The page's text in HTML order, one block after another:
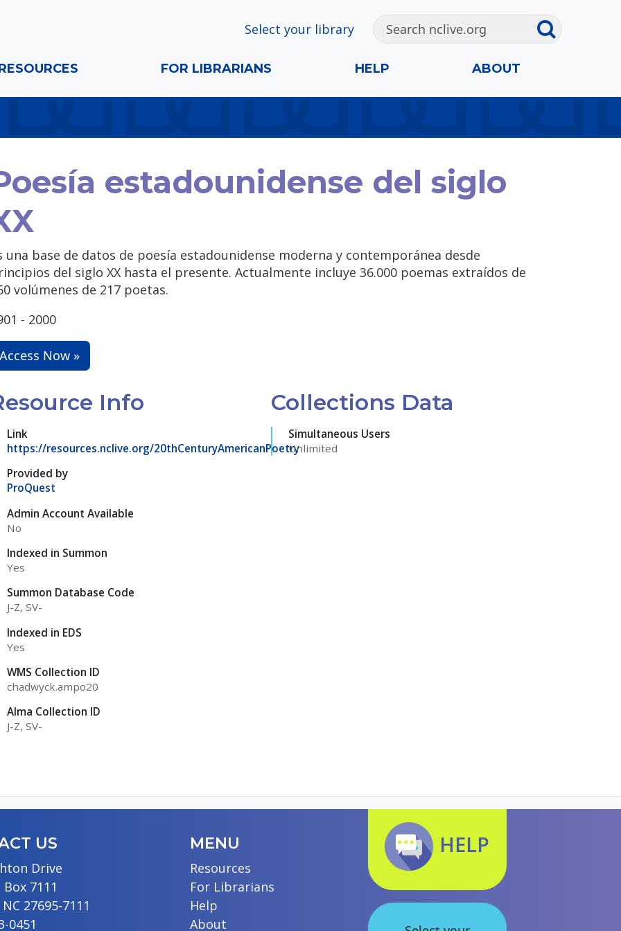
Select your library
FOR LIBRARIANS HELP ABOUT
estadounidense del siglo
una base de datos de poesía estadounidense moderna y contemporánea desde
del siglo XX hasta el presente. Actualmente incluye 36.000 poemas extraídos de
volúmenes de 217 poetas.
- 2000
Access Now »
Info
Link
https://resources.nclive.org/20thCenturyAmericanPoetry
Provided by
ProQuest
Admin Account Available
No
Indexed in Summon
Yes
Summon Database Code
J-Z, SV-
Indexed in EDS
Yes
WMS Collection ID
chadwyck.ampo20
Alma Collection ID
J-Z, SV-
Collections Data
Simultaneous Users
Unlimited
US
Drive
7111
27695-7111
0451
MENU
Resources
For Librarians
Help
About
HELP